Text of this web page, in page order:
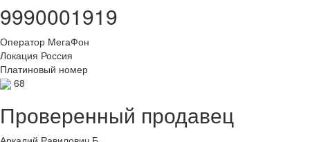
9990001919
Оператор МегаФон
Локация Россия
Платиновый номер
68
Проверенный продавец